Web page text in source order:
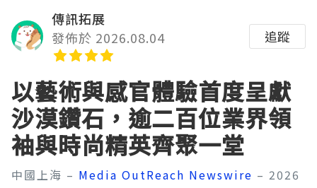
傳訊拓展
發佈於 2026.08.04
追蹤
以藝術與感官體驗首度呈獻
沙漠鑽石，逾二百位業界領
袖與時尚精英齊聚一堂
中國上海 – Media OutReach Newswire – 2026